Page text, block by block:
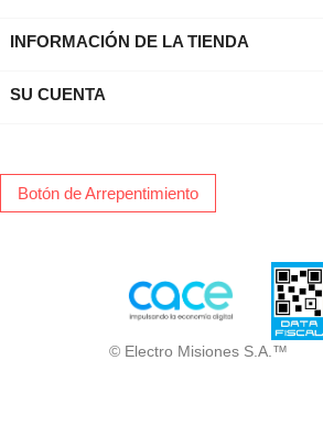
INFORMACIÓN DE LA TIENDA
SU CUENTA
Botón de Arrepentimiento
© Electro Misiones S.A.™